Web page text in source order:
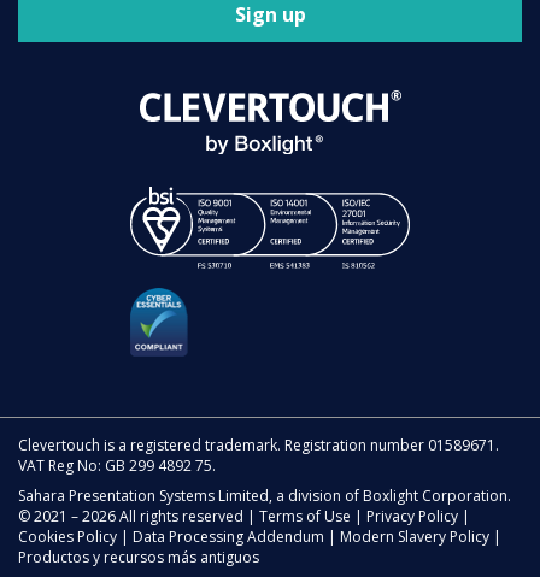
Sign up
Clevertouch is a registered trademark. Registration number 01589671.
VAT Reg No: GB 299 4892 75.
Sahara Presentation Systems Limited, a division of Boxlight Corporation.
© 2021 – 2026 All rights reserved | Terms of Use | Privacy Policy |
Cookies Policy | Data Processing Addendum | Modern Slavery Policy |
Productos y recursos más antiguos